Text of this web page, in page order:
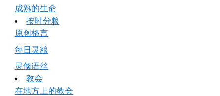
成熟的生命
按时分粮
原创格言
每日灵粮
灵修语丝
教会
在地方上的教会